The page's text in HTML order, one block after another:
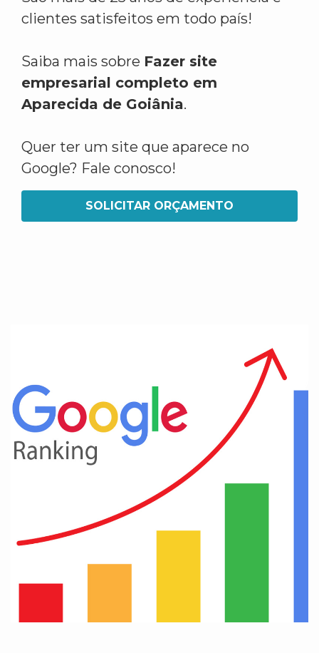
clientes satisfeitos em todo país!
Saiba mais sobre Fazer site
empresarial completo em
Aparecida de Goiânia.
Quer ter um site que aparece no
Google? Fale conosco!
SOLICITAR ORÇAMENTO